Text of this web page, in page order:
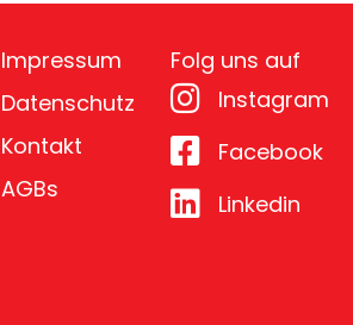
Impressum
Datenschutz
Kontakt
AGBs
Folg uns auf
Instagram
Facebook
Linkedin